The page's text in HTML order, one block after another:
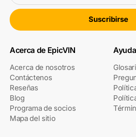
Suscribirse
Acerca de EpicVIN
Acerca de nosotros
Contáctenos
Reseñas
Blog
Programa de socios
Mapa del sitio
Ayuda